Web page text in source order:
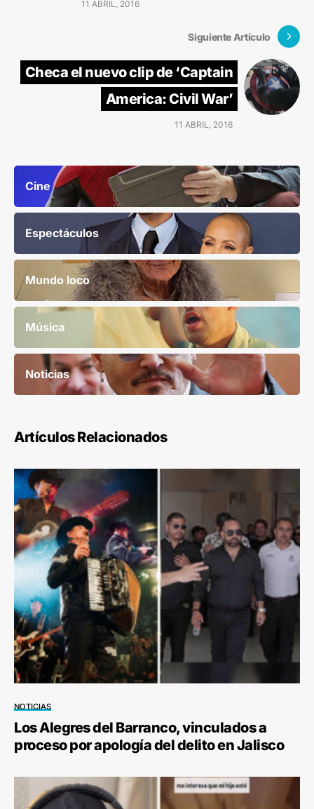
11 ABRIL, 2016
Siguiente Artículo
Checa el nuevo clip de ‘Captain
America: Civil War’
11 ABRIL, 2016
Cine
Espectáculos
Mundo loco
Música
Noticias
Artículos Relacionados
NOTICIAS
Los Alegres del Barranco, vinculados a
proceso por apología del delito en Jalisco